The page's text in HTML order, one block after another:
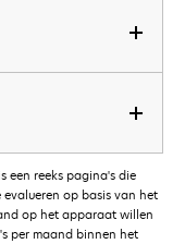
een reeks pagina's die
op basis van het
op het apparaat willen
per maand binnen het